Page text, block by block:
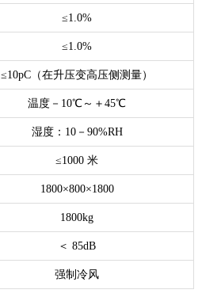
≤1.0%
≤1.0%
≤10pC（在升压变高压侧测量）
温度－10℃～＋45℃
湿度：10－90%RH
≤1000 米
1800×800×1800
1800kg
＜ 85dB
强制冷风